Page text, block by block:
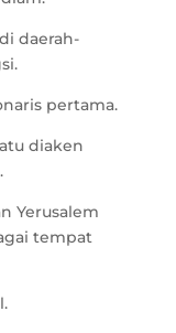
daerah-
pertama.
diaken
Yerusalem
tempat